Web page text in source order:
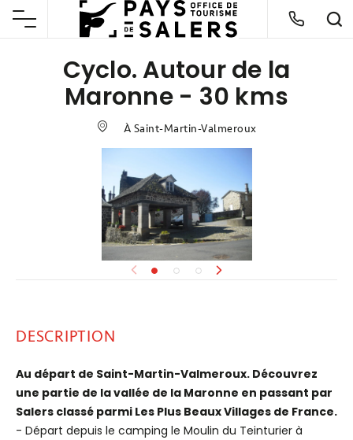
Cyclo. Autour de la
Maronne - 30 kms
À Saint-Martin-Valmeroux
DESCRIPTION
Au départ de Saint-Martin-Valmeroux. Découvrez
une partie de la vallée de la Maronne en passant par
Salers classé parmi Les Plus Beaux Villages de France.
- Départ depuis le camping le Moulin du Teinturier à